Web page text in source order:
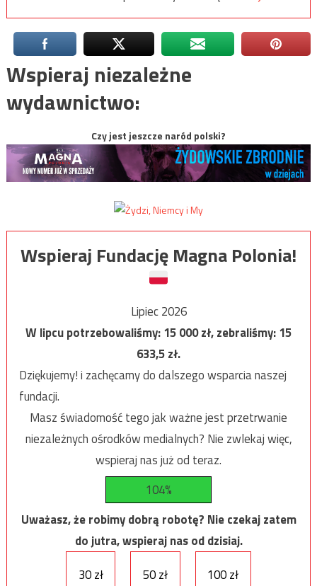
Wspieraj niezależne
wydawnictwo:
Czy jest jeszcze naród polski?
Wspieraj Fundację Magna Polonia!
Lipiec 2026
W lipcu potrzebowaliśmy:15 000zł, zebraliśmy:15
633,5zł.
Dziękujemy! i zachęcamy do dalszego wsparcia naszej
fundacji.
Masz świadomość tego jak ważne jest przetrwanie
niezależnych ośrodków medialnych? Nie zwlekaj więc,
wspieraj nas już od teraz.
104%
Uważasz, że robimy dobrą robotę? Nie czekaj zatem
do jutra, wspieraj nas od dzisiaj.
30 zł
50 zł 100 zł